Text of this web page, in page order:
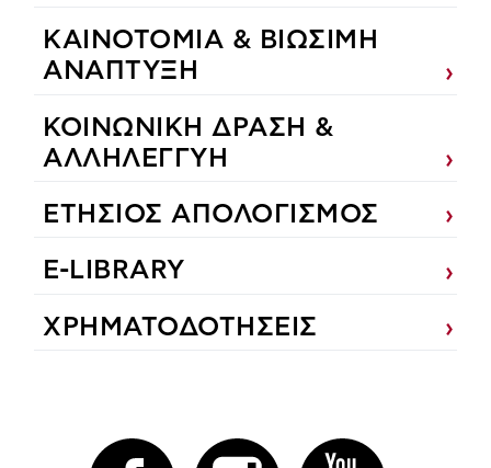
ΚΑΙΝΟΤΟΜΙΑ & ΒΙΩΣΙΜΗ
ΑΝΑΠΤΥΞΗ
ΚΟΙΝΩΝΙΚΗ ΔΡΑΣΗ &
ΑΛΛΗΛΕΓΓΥΗ
ΕΤΗΣΙΟΣ ΑΠΟΛΟΓΙΣΜΟΣ
E-LIBRARY
ΧΡΗΜΑΤΟΔΟΤΗΣΕΙΣ